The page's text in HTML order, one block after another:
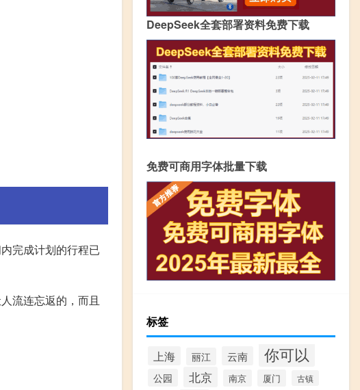
完成计划的行程已
流连忘返的，而且
DeepSeek全套部署资料免费下载
免费可商用字体批量下载
标签
上海 丽江 云南 你可以
公园 北京 南京 厦门 古镇